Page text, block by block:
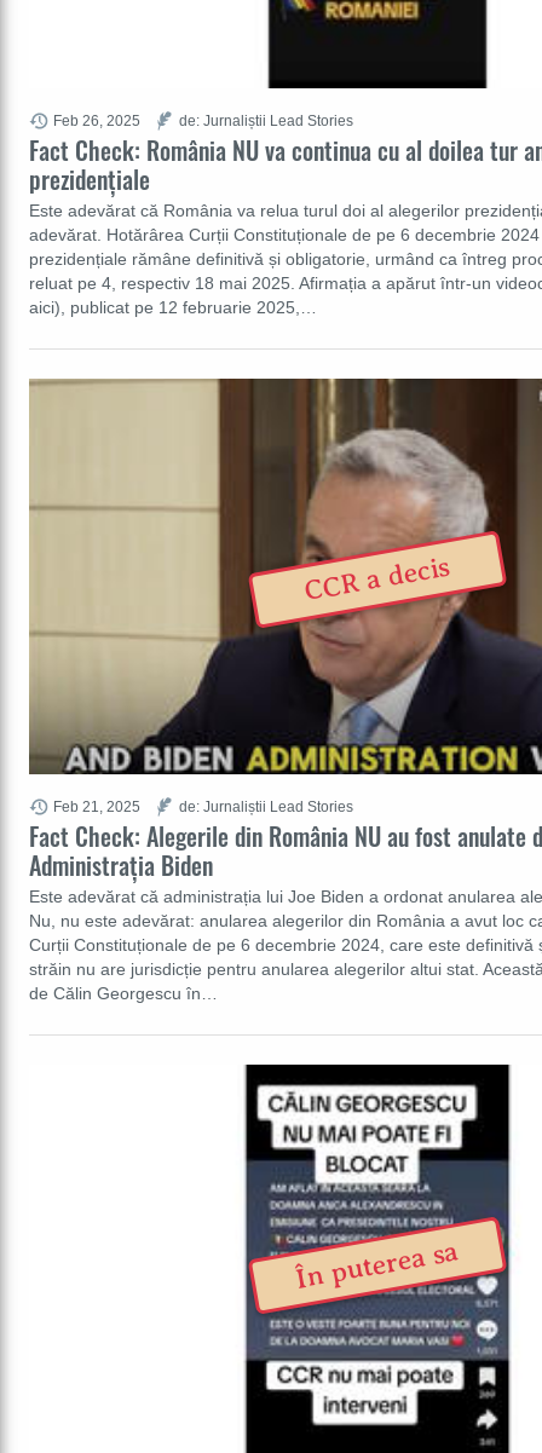
Fact Check: România NU va continua cu al doilea tur
prezidențiale
Este adevărat că România va relua turul doi al alegerilor
adevărat. Hotărârea Curții Constituționale de pe 6 decembrie
prezidențiale rămâne definitivă și obligatorie, urmând ca întreg
reluat pe 4, respectiv 18 mai 2025. Afirmația a apărut într-un
aici), publicat pe 12 februarie 2025,…
Feb 26, 2025 de: Jurnaliștii Lead Stories
Fact Check: Alegerile din România NU au fost anulate
Administrația Biden
Este adevărat că administrația lui Joe Biden a ordonat anularea
Nu, nu este adevărat: anularea alegerilor din România a avut loc
Curții Constituționale de pe 6 decembrie 2024, care este definitivă
străin nu are jurisdicție pentru anularea alegerilor altui stat.
de Călin Georgescu în…
Feb 21, 2025 de: Jurnaliștii Lead Stories
CCR a decis
În puterea sa